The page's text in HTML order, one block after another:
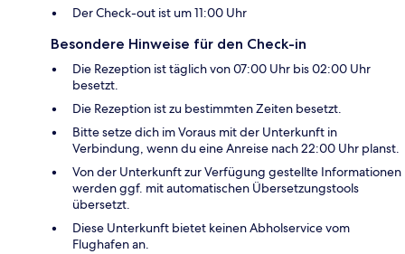
Der Check-out ist um 11:00 Uhr
Besondere Hinweise für den Check-in
Die Rezeption ist täglich von 07:00 Uhr bis 02:00 Uhr
besetzt.
Die Rezeption ist zu bestimmten Zeiten besetzt.
Bitte setze dich im Voraus mit der Unterkunft in
Verbindung, wenn du eine Anreise nach 22:00 Uhr planst.
Von der Unterkunft zur Verfügung gestellte Informationen
werden ggf. mit automatischen Übersetzungstools
übersetzt.
Diese Unterkunft bietet keinen Abholservice vom
Flughafen an.